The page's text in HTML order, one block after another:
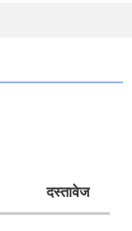
दस्तावेज